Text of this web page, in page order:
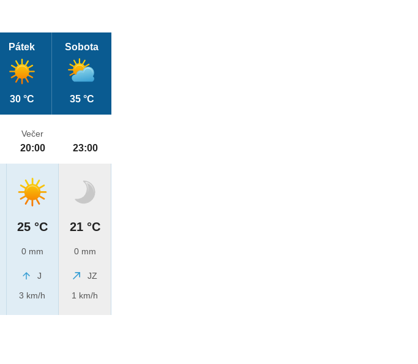
Pátek
30 °C
Sobota
35 °C
Večer
20:00
25 °C
0 mm
J
3 km/h
23:00
21 °C
0 mm
JZ
1 km/h